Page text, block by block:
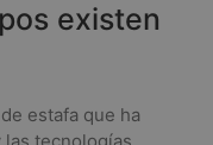
existen
estafa que ha